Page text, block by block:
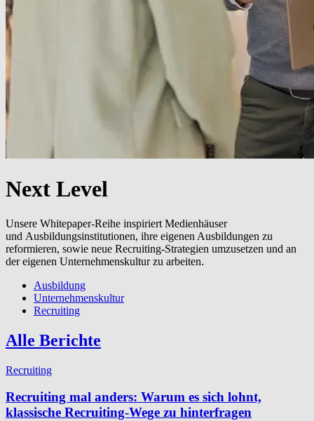
Next Level
Unsere Whitepaper-Reihe inspiriert Medienhäuser
und Ausbildungsinstitutionen, ihre eigenen Ausbildungen zu
reformieren, sowie neue Recruiting-Strategien umzusetzen und an
der eigenen Unternehmenskultur zu arbeiten.
Ausbildung
Unternehmenskultur
Recruiting
Alle Berichte
Recruiting
Recruiting mal anders: Warum es sich lohnt,
klassische Recruiting-Wege zu hinterfragen